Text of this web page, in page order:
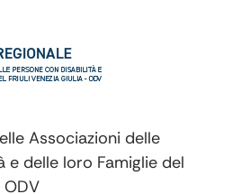
Associazioni delle
e delle loro Famiglie del
ODV